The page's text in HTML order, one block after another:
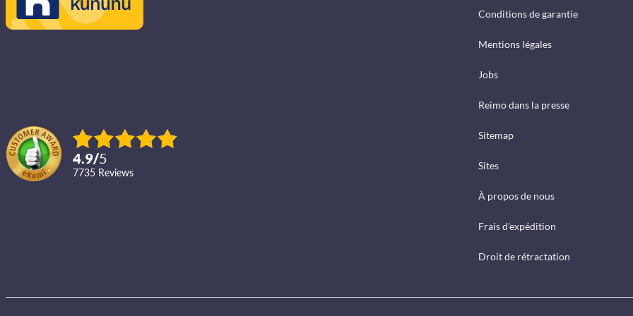
4.9/5
7735 reviews
Conditions de garantie
Mentions légales
Jobs
Reimo dans la presse
Sitemap
Sites
À propos de nous
Frais d'expédition
Droit de rétractation